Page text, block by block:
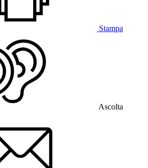
Stampa
Ascolta